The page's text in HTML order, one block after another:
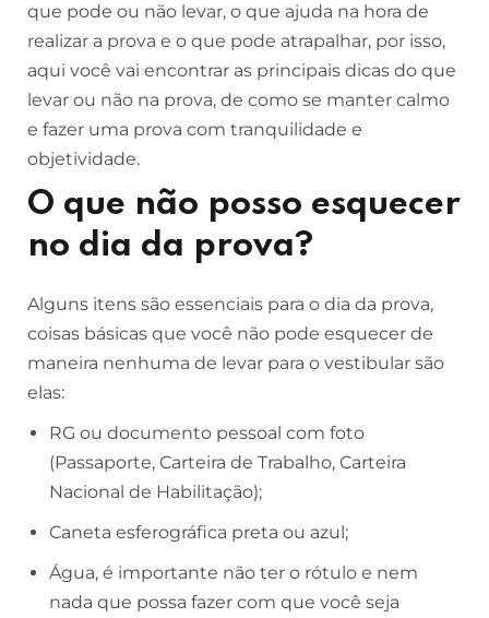
que pode ou não levar, o que ajuda na hora de
realizar a prova e o que pode atrapalhar, por isso,
aqui você vai encontrar as principais dicas do que
levar ou não na prova, de como se manter calmo
e fazer uma prova com tranquilidade e
objetividade.
O que não posso esquecer
no dia da prova?
Alguns itens são essenciais para o dia da prova,
coisas básicas que você não pode esquecer de
maneira nenhuma de levar para o vestibular são
elas:
RG ou documento pessoal com foto
(Passaporte, Carteira de Trabalho, Carteira
Nacional de Habilitação);
Caneta esferográfica preta ou azul;
Água, é importante não ter o rótulo e nem
nada que possa fazer com que você seja